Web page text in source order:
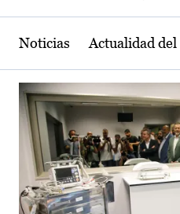
Noticias Actualidad